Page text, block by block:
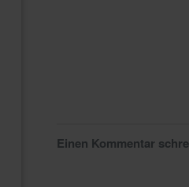
Einen Kommentar